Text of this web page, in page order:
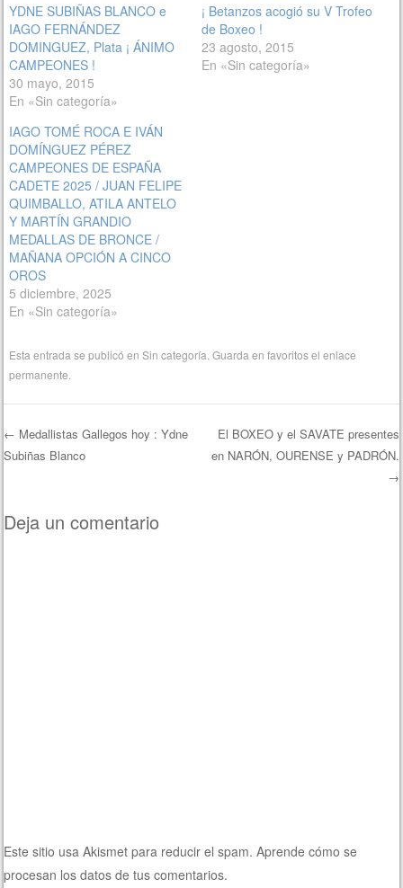
YDNE SUBIÑAS BLANCO e
IAGO FERNÁNDEZ
DOMINGUEZ, Plata ¡ ÁNIMO
CAMPEONES !
30 mayo, 2015
En «Sin categoría»
¡ Betanzos acogió su V Trofeo
de Boxeo !
23 agosto, 2015
En «Sin categoría»
IAGO TOMÉ ROCA E IVÁN
DOMÍNGUEZ PÉREZ
CAMPEONES DE ESPAÑA
CADETE 2025 / JUAN FELIPE
QUIMBALLO, ATILA ANTELO
Y MARTÍN GRANDIO
MEDALLAS DE BRONCE /
MAÑANA OPCIÓN A CINCO
OROS
5 diciembre, 2025
En «Sin categoría»
Esta entrada se publicó enSin categoría . Guarda en favoritos elenlace
permanente
Navegación de entradas
← Medallistas Gallegos hoy : Ydne
Subiñas Blanco
El BOXEO y el SAVATE presentes
en NARÓN, OURENSE y PADRÓN.
→
Deja un comentario
Este sitio usa Akismet para reducir el spam.Aprende cómo se
procesan los datos de tus comentarios.